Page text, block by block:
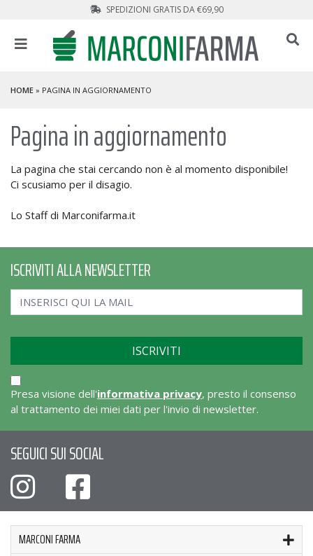
SPEDIZIONI GRATIS DA €69,90
HOME » PAGINA IN AGGIORNAMENTO
Pagina in aggiornamento
La pagina che stai cercando non è al momento disponibile!
Ci scusiamo per il disagio.
Lo Staff di Marconifarma.it
ISCRIVITI ALLA NEWSLETTER
Presa visione dell'informativa privacy, presto il consenso
al trattamento dei miei dati per l'invio di newsletter.
SEGUICI SUI SOCIAL
MARCONI FARMA